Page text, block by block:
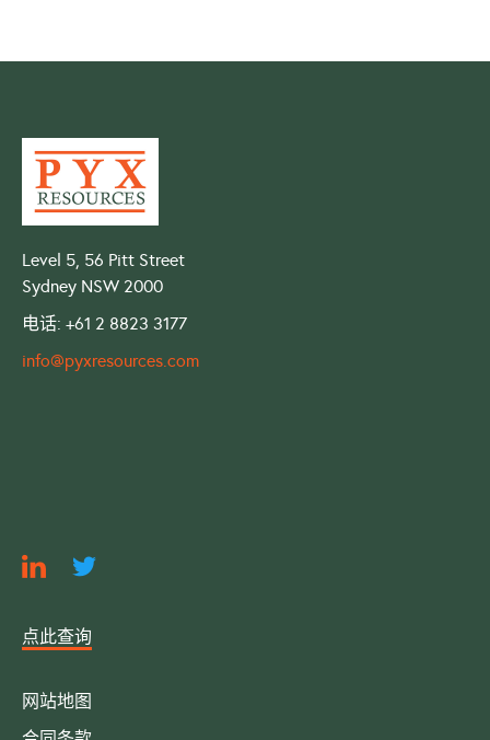
Level 5, 56 Pitt Street
Sydney NSW 2000
电话: +61 2 8823 3177
info@pyxresources.com
点此查询
网站地图